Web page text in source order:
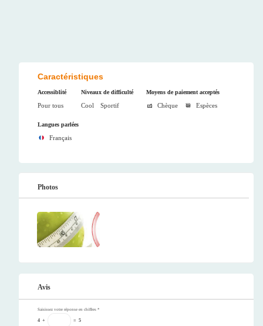
Caractéristiques
Accessiblité
Pour tous
Niveaux de difficulté
Cool Sportif
Moyens de paiement acceptés
Chèque Espèces
Langues parlées
Français
Photos
Avis
Saisissez votre réponse en chiffres *
4 + = 5